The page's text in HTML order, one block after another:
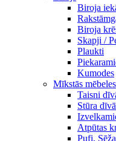
Biroja
Biroja
Skapji /
Plaukti
Kumodes
Mīkstās mēbeles
Taisni
Stūra
Atpūtas
Pufi,